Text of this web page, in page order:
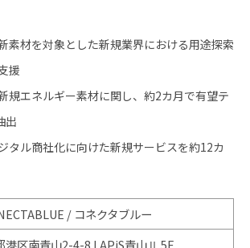
素材を対象とした新規業界における用途探索
援
規エネルギー素材に関し、約2カ月で有望テ
出
タル商社化に向けた新規サービスを約12カ
/ コネクタブルー
港区南青山2-4-8 LAPiS青山Ⅱ 5F